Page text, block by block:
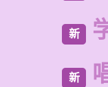
新
新